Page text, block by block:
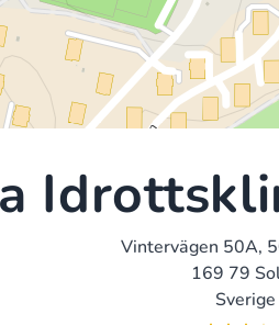
Vintervägen 50A,
169 79
Sverige